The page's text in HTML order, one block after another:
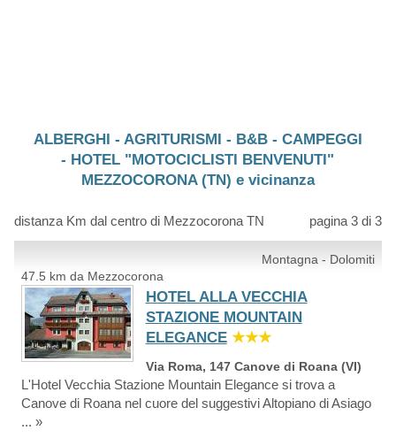
ALBERGHI - AGRITURISMI - B&B - CAMPEGGI
- HOTEL "MOTOCICLISTI BENVENUTI"
MEZZOCORONA (TN) e vicinanza
distanza Km dal centro di Mezzocorona TN pagina 3 di 3
Montagna - Dolomiti
47.5 km da Mezzocorona
HOTEL ALLA VECCHIA
STAZIONE MOUNTAIN
ELEGANCE ★★★
Via Roma, 147 Canove di Roana (VI)
L'Hotel Vecchia Stazione Mountain Elegance si trova a
Canove di Roana nel cuore del suggestivi Altopiano di Asiago
... »